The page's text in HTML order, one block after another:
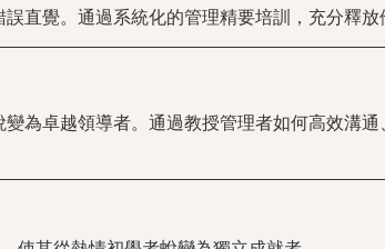
直覺。通過系統化的管理精要培訓，充分釋
為卓越領導者。通過教授管理者如何高效溝